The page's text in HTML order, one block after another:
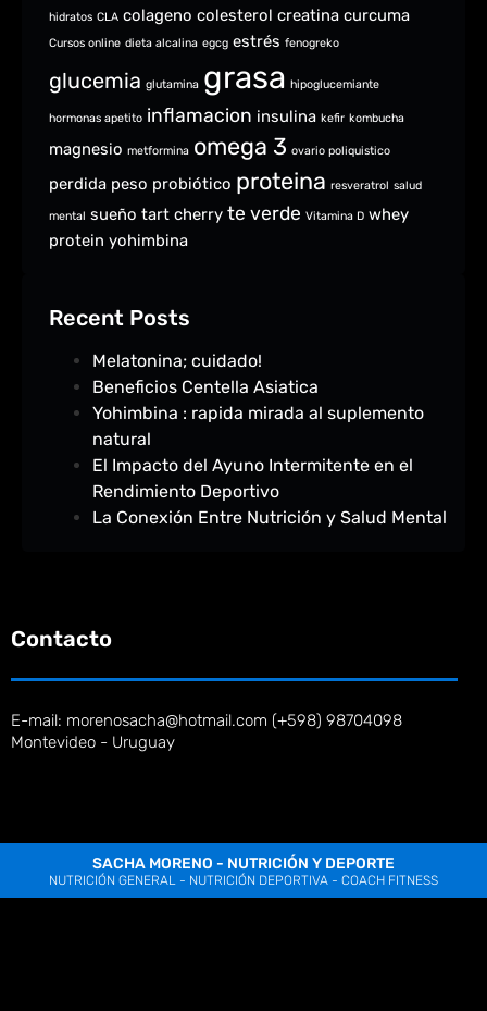
hidratos CLA colageno colesterol creatina curcuma
Cursos online dieta alcalina egcg estrés fenogreko
glucemia glutamina grasa hipoglucemiante
hormonas apetito inflamacion insulina kefir kombucha
magnesio metformina omega 3 ovario poliquistico
perdida peso probiótico proteina resveratrol salud
mental sueño tart cherry te verde Vitamina D whey
protein yohimbina
Recent Posts
Melatonina; cuidado!
Beneficios Centella Asiatica
Yohimbina : rapida mirada al suplemento
natural
El Impacto del Ayuno Intermitente en el
Rendimiento Deportivo
La Conexión Entre Nutrición y Salud Mental
Contacto
E-mail: morenosacha@hotmail.com (+598) 98704098
Montevideo - Uruguay
SACHA MORENO - NUTRICIÓN Y DEPORTE
NUTRICIÓN GENERAL - NUTRICIÓN DEPORTIVA - COACH FITNESS